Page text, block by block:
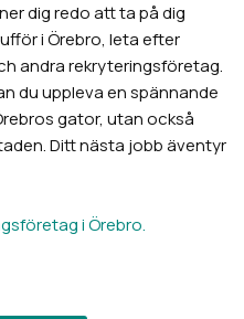
dig redo att ta på dig
iÖrebro, leta efter
andra rekryteringsföretag.
du uppleva en spännande
gator, utan också
Ditt nästa jobb äventyr
i Örebro.